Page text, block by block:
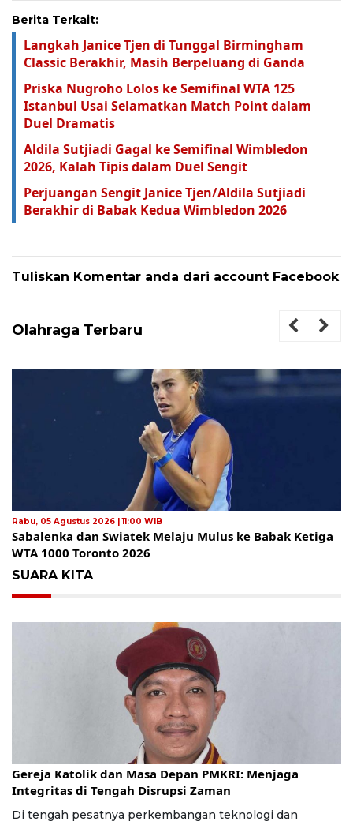
Berita Terkait:
Langkah Janice Tjen di Tunggal Birmingham
Classic Berakhir, Masih Berpeluang di Ganda
Priska Nugroho Lolos ke Semifinal WTA 125
Istanbul Usai Selamatkan Match Point dalam
Duel Dramatis
Aldila Sutjiadi Gagal ke Semifinal Wimbledon
2026, Kalah Tipis dalam Duel Sengit
Perjuangan Sengit Janice Tjen/Aldila Sutjiadi
Berakhir di Babak Kedua Wimbledon 2026
Tuliskan Komentar anda dari account Facebook
Olahraga Terbaru
Rabu, 05 Agustus 2026 | 11:00 WIB
Sabalenka dan Swiatek Melaju Mulus ke Babak Ketiga
WTA 1000 Toronto 2026
SUARA KITA
Jumat, 24 Juli 2026 | 16:30 WIB
Gereja Katolik dan Masa Depan PMKRI: Menjaga
Integritas di Tengah Disrupsi Zaman
Di tengah pesatnya perkembangan teknologi dan